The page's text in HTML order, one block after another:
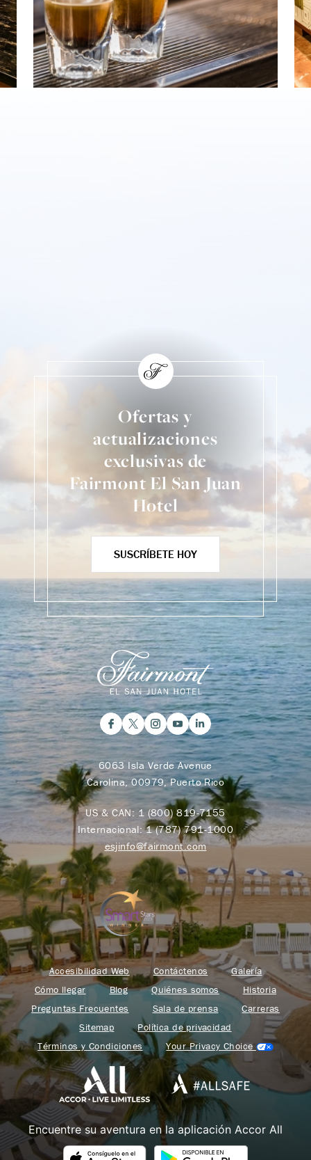
Ofertas y
actualizaciones
exclusivas de
Fairmont El San Juan
Hotel
SUSCRÍBETE HOY
6063 Isla Verde Avenue
Carolina, 00979, Puerto Rico
US & CAN: 1 (800) 819-7155
Internacional:1 (787) 791-1000
esjinfo@fairmont.com
Accesibilidad Web Contáctenos
Galería
Cómo llegar
Blog Quiénes somos
Historia
Preguntas Frecuentes
Sala de prensa
Carreras
Sitemap
Política de privacidad
Términos y Condiciones
Your Privacy Choice
Encuentre su aventura en la aplicación Accor All